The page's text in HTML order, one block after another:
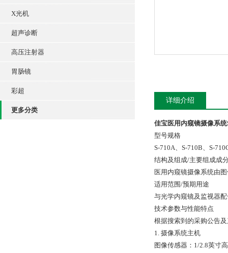
X光机
超声诊断
高压注射器
胃肠镜
彩超
更多分类
详细介绍
佳宝医用内窥镜摄像系统
型号规格
S-710A、S-710B、S-
结构及组成/主要组成成
医用内窥镜摄像系统由
适用范围/预期用途
与光学内窥镜及监视器
技术参数与性能特点
根据搜索到的采购公告
1. 摄像系统主机
图像传感器：1/2.8英寸